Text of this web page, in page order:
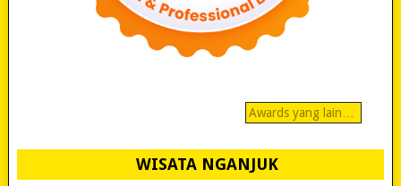
Awards yang lain…
WISATA NGANJUK